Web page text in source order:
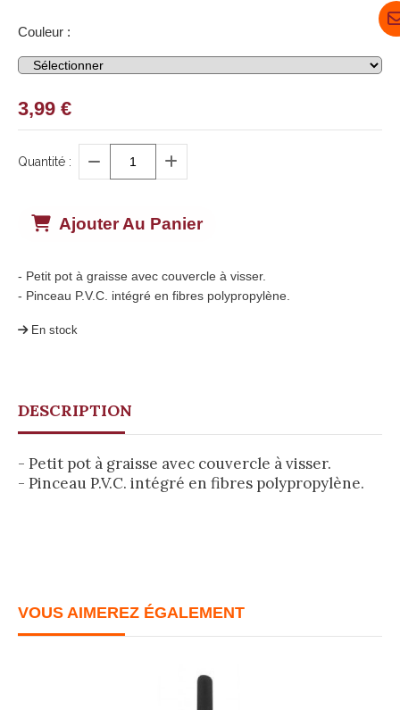
Couleur :
3,99 €
Quantité :
Ajouter Au Panier
- Petit pot à graisse avec couvercle à visser.
- Pinceau P.V.C. intégré en fibres polypropylène.
En stock
DESCRIPTION
- Petit pot à graisse avec couvercle à visser.
- Pinceau P.V.C. intégré en fibres polypropylène.
VOUS AIMEREZ ÉGALEMENT